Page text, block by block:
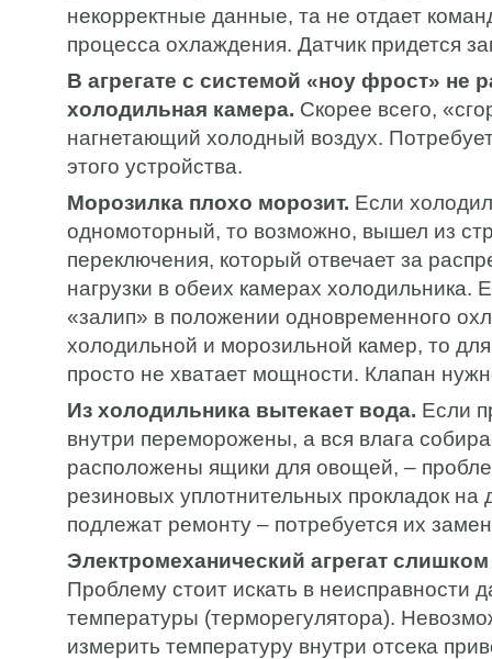
некорректные данные, та не отдает
процесса охлаждения. Датчик придется
В агрегате с системой «ноу фрост» не
холодильная камера. Скорее всего,
нагнетающий холодный воздух.
этого устройства.
Морозилка плохо морозит. Если
одномоторный, то возможно, вышел из
переключения, который отвечает за
нагрузки в обеих камерах холодильника.
«залип» в положении одновременного
холодильной и морозильной камер, то
просто не хватает мощности. Клапан
Из холодильника вытекает вода. Если
внутри переморожены, а вся влага
расположены ящики для овощей, –
резиновых уплотнительных прокладок на
подлежат ремонту – потребуется их
Электромеханический агрегат
Проблему стоит искать в неисправности
температуры (терморегулятора).
измерить температуру внутри отсека